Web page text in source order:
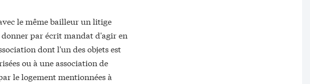
le même bailleur un litige
par écrit mandat d'agir en
dont l'un des objets est
ou à une association de
le logement mentionnées à